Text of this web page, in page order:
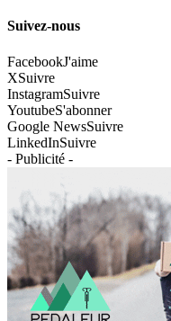
Suivez-nous
FacebookJ'aime
XSuivre
InstagramSuivre
YoutubeS'abonner
Google NewsSuivre
LinkedInSuivre
- Publicité -